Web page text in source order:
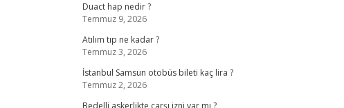
Duact hap nedir ?
Temmuz 9, 2026
Atılım tıp ne kadar ?
Temmuz 3, 2026
İstanbul Samsun otobüs bileti kaç lira ?
Temmuz 2, 2026
Bedelli askerlikte çarşı izni var mı ?